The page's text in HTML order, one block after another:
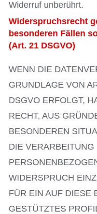
Widerruf unberührt.
Widerspruchsrecht
besonderen Fällen
(Art. 21 DSGVO)
WENN DIE
GRUNDLAGE VON
DSGVO ERFOLGT,
RECHT, AUS
BESONDEREN
DIE VERARBEITUNG
WIDERSPRUCH
FÜR EIN AUF DIESE
GESTÜTZTES